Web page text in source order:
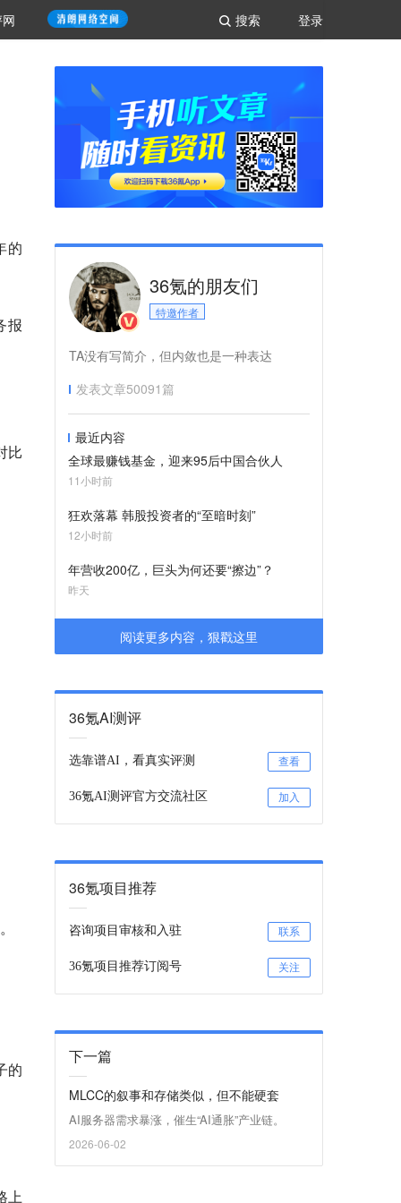
登录
搜索
的
报
比
的
上
36氪的朋友们
特邀作者
TA没有写简介，但内敛也是一种表达
发表文章50091篇
最近内容
全球最赚钱基金，迎来95后中国合伙人
11小时前
狂欢落幕 韩股投资者的“至暗时刻”
12小时前
年营收200亿，巨头为何还要“擦边”？
昨天
阅读更多内容，狠戳这里
36氪AI测评
选靠谱AI，看真实评测 查看
36氪AI测评官方交流社区 加入
36氪项目推荐
咨询项目审核和入驻 联系
36氪项目推荐订阅号 关注
下一篇
MLCC的叙事和存储类似，但不能硬套
AI服务器需求暴涨，催生“AI通胀”产业链。
2026-06-02